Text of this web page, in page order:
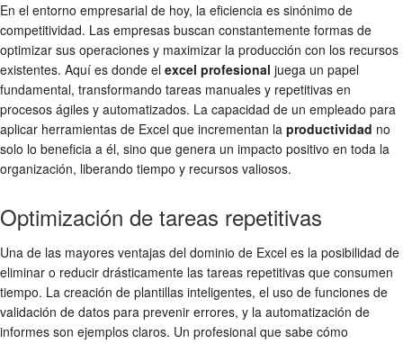
En el entorno empresarial de hoy, la eficiencia es sinónimo de
competitividad. Las empresas buscan constantemente formas de
optimizar sus operaciones y maximizar la producción con los recursos
existentes. Aquí es donde el excel profesional juega un papel
fundamental, transformando tareas manuales y repetitivas en
procesos ágiles y automatizados. La capacidad de un empleado para
aplicar herramientas de Excel que incrementan la productividad no
solo lo beneficia a él, sino que genera un impacto positivo en toda la
organización, liberando tiempo y recursos valiosos.
Optimización de tareas repetitivas
Una de las mayores ventajas del dominio de Excel es la posibilidad de
eliminar o reducir drásticamente las tareas repetitivas que consumen
tiempo. La creación de plantillas inteligentes, el uso de funciones de
validación de datos para prevenir errores, y la automatización de
informes son ejemplos claros. Un profesional que sabe cómo